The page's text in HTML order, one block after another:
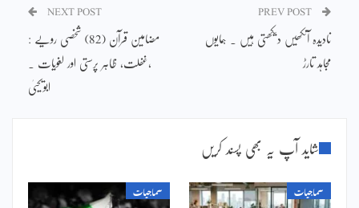
نادیدہ آنکھیں دیکھتی ہیں ۔ ہمایوں
مجاہد تارڑ
NEXT POST
مضامین قرآن (82) شخصی رویے :
،غفلت، ظاہر پرستی اور لغویات ۔
ابویحییٰ
شاید آپ یہ بھی پسند کریں
سماجیات سماجیات